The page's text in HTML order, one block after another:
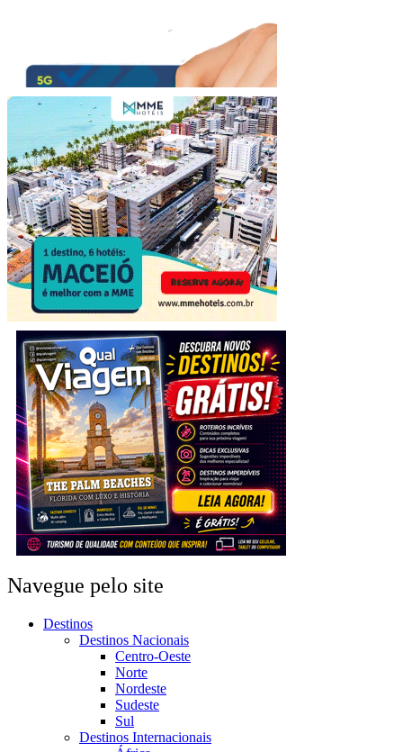
Navegue pelo site
Destinos
Destinos Nacionais
Centro-Oeste
Norte
Nordeste
Sudeste
Sul
Destinos Internacionais